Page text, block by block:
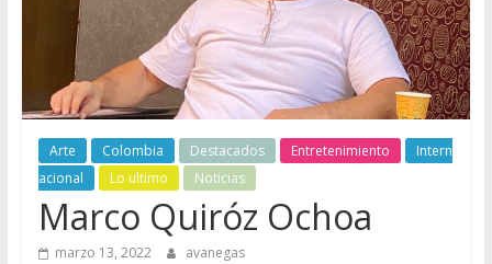
Arte Colombia Destacados Entretenimiento
Intern
acional
Lo ultimo Noticias
Marco Quiróz Ochoa
marzo 13, 2022 avanegas